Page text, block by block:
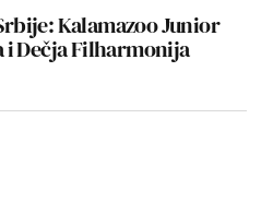
Kalamazoo Junior
Dečja Filharmonija